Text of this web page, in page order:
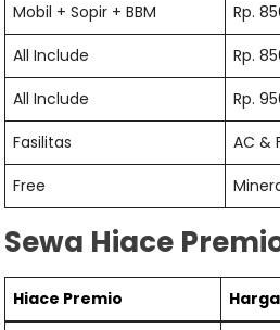
Mobil + Sopir + BBM
Rp.
All Include
Rp.
All Include
Rp.
Fasilitas
AC &
Free
Sewa Hiace
Hiace Premio